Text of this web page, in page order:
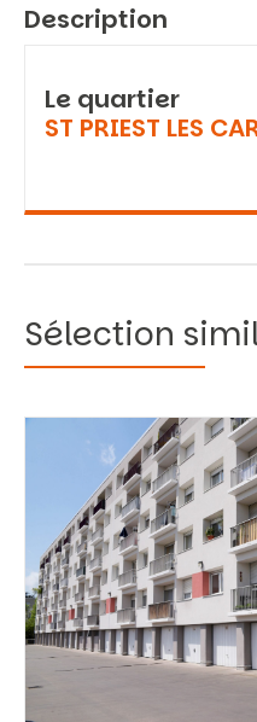
Description
Le quartier
ST PRIEST LES
Sélection